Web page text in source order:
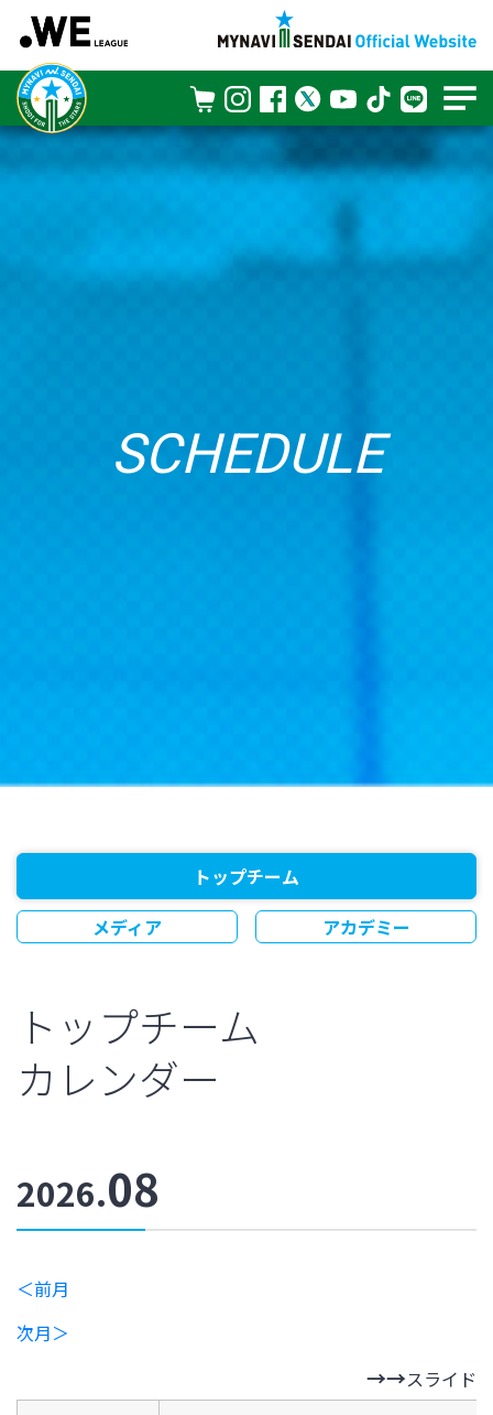
SCHEDULE
トップチーム
メディア
アカデミー
トップチーム
カレンダー
2026.08
＜前月
次月＞
スライド